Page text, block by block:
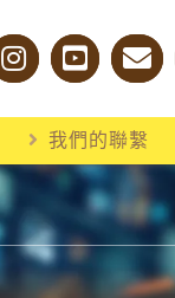
我們的聯繫